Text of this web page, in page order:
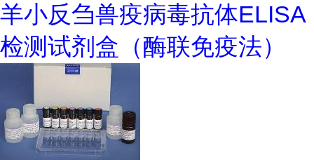
羊小反刍兽疫病毒抗体ELISA
检测试剂盒（酶联免疫法）